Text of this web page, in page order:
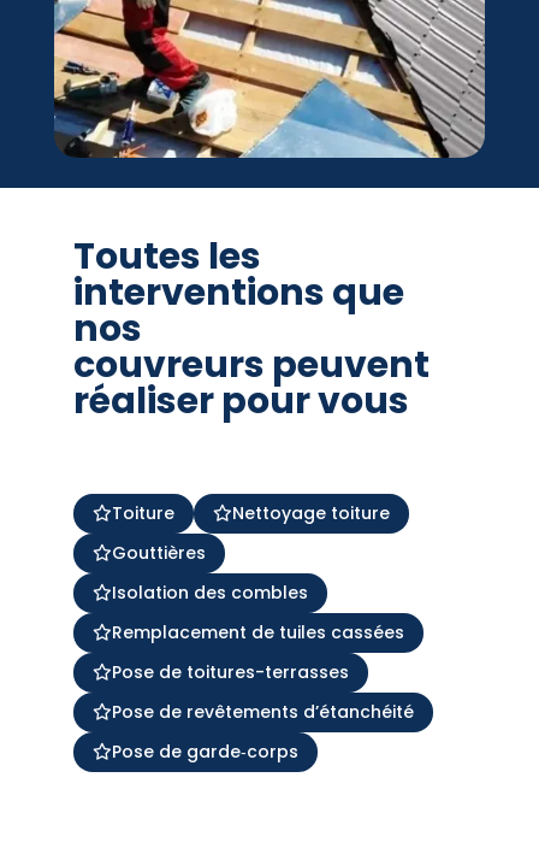
Toutes les
interventions que
nos
couvreurs peuvent
réaliser pour vous
Toiture
Nettoyage toiture
Gouttières
Isolation des combles
Remplacement de tuiles cassées
Pose de toitures-terrasses
Pose de revêtements d’étanchéité
Pose de garde‑corps